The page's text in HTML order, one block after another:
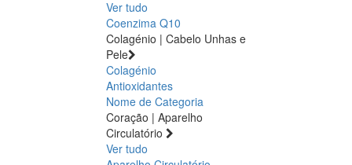
Ver tudo
Coenzima Q10
Colagénio | Cabelo Unhas e
Pele
Colagénio
Antioxidantes
Nome de Categoria
Coração | Aparelho
Circulatório
Ver tudo